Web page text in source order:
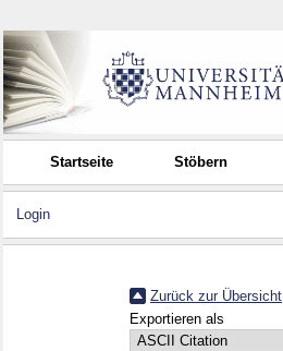
Startseite Stöbern
Login
Zurück zur Übersicht
Exportieren als